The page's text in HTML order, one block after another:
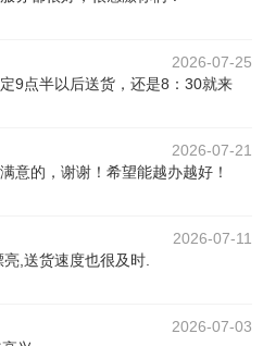
2026-07-25
9点半以后送货，还是8：30就来
2026-07-21
意的，谢谢！希望能越办越好！
2026-07-11
,送货速度也很及时.
2026-07-03